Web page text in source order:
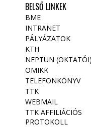
BELSŐ LINKEK
BME
INTRANET
PÁLYÁZATOK
KTH
NEPTUN (OKTATÓI)
OMIKK
TELEFONKÖNYV
TTK
WEBMAIL
TTK AFFILIÁCIÓS
PROTOKOLL